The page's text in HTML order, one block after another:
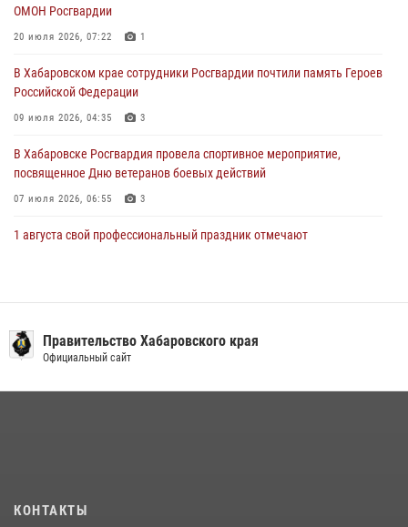
За прошедшую неделю в Хабаровском крае росгвардейцы провели
свыше 120 проверок условий хранения оружия
ОМОН Росгвардии
20 июля 2026, 07:22 1
В Хабаровском крае сотрудники Росгвардии почтили память Героев
Российской Федерации
09 июля 2026, 04:35 3
В Хабаровске Росгвардия провела спортивное мероприятие,
посвященное Дню ветеранов боевых действий
07 июля 2026, 06:55 3
1 августа свой профессиональный праздник отмечают
15 июля 2026, 00:27
13 июля 2026, 00:31
Правительство Хабаровского края
Официальный сайт
КОНТАКТЫ